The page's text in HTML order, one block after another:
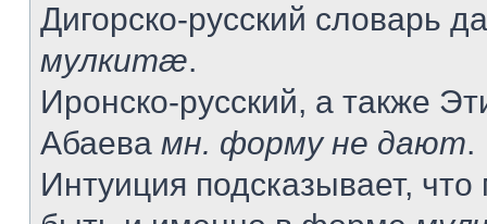
Дигорско-русский словарь
мулкитæ.
Иронско-русский, а также
Абаева мн. форму не дают.
Интуиция подсказывает,